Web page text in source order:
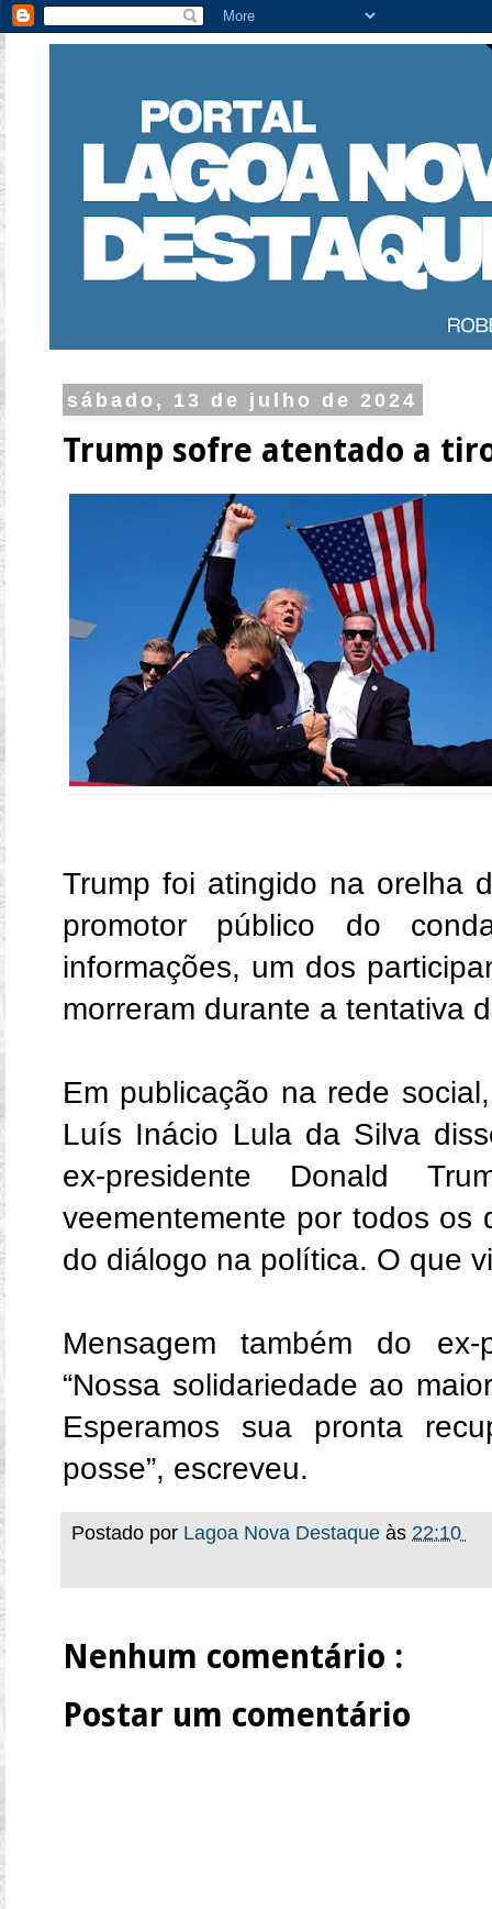
sábado, 13 de julho de 2024
Trump sofre atentado a
Trump foi atingido na orelha
promotor público do
informações, um dos
morreram durante a tentativa
Em publicação na rede
Luís Inácio Lula da Silva
ex-presidente Donald
veementemente por todos os
do diálogo na política. O que
Mensagem também do ex-
“Nossa solidariedade ao
Esperamos sua pronta
posse”, escreveu.
Postado por Lagoa Nova Destaque às 22:10
Nenhum comentário :
Postar um comentário